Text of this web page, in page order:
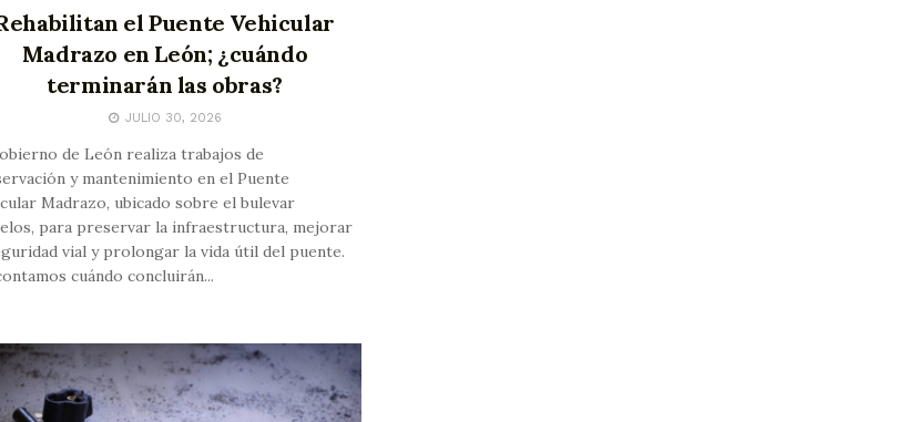
el Puente Vehicular
Madrazo en León; ¿cuándo
terminarán las obras?
JULIO 30, 2026
de León realiza trabajos de
y mantenimiento en el Puente
Madrazo, ubicado sobre el bulevar
para preservar la infraestructura, mejorar
vial y prolongar la vida útil del puente.
cuándo concluirán...